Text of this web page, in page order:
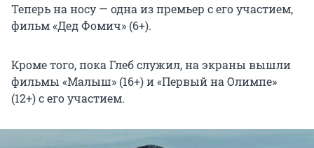
Теперь на носу — одна из премьер с его участием,
фильм «Дед Фомич» (6+).
Кроме того, пока Глеб служил, на экраны вышли
фильмы «Малыш» (16+) и «Первый на Олимпе»
(12+) с его участием.